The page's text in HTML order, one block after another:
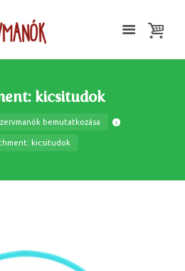
kicsitudok
bemutatkozása
kicsitudok